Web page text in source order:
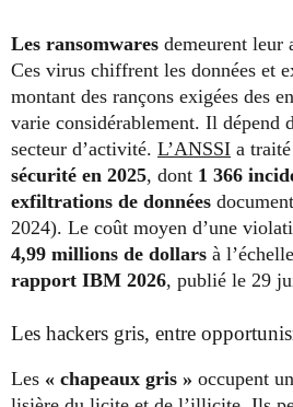
Les ransomwares demeurent leur
Ces virus chiffrent les données et
montant des rançons exigées des
varie considérablement. Il dépend
secteur d’activité. L’ANSSI a traité
sécurité en 2025, dont 1 366
exfiltrations de données
2024). Le coût moyen d’une
4,99 millions de dollars à
rapport IBM 2026, publié le 29
Les hackers gris, entre
Les « chapeaux gris » occupent